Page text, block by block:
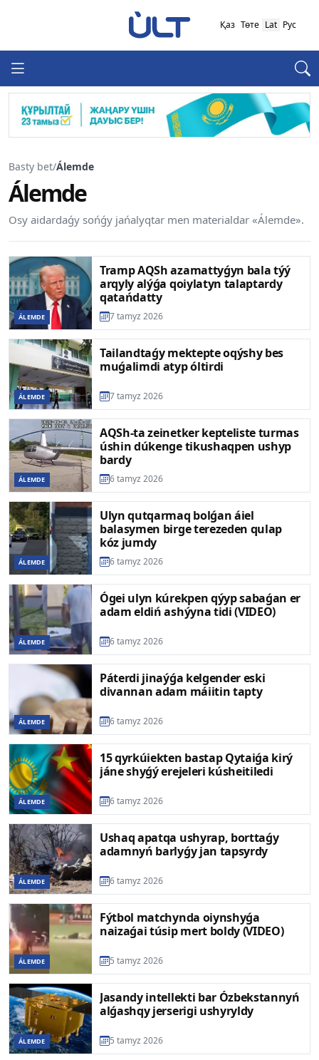
Қаз Төте Lat Рус
Basty bet/Álemde
Álemde
Osy aidardaǵy sońǵy jańalyqtar men materialdar «Álemde».
ÁLEMDE
Tramp AQSh azamattyǵyn bala týý
arqyly alýǵa qoiylatyn talaptardy
qatańdatty
7 tamyz 2026
ÁLEMDE
Tailandtaǵy mektepte oqýshy bes
muǵalimdi atyp óltirdi
7 tamyz 2026
ÁLEMDE
AQSh-ta zeinetker kepteliste turmas
úshin dúkenge tikushaqpen ushyp
bardy
6 tamyz 2026
ÁLEMDE
Ulyn qutqarmaq bolǵan áiel
balasymen birge terezeden qulap
kóz jumdy
6 tamyz 2026
ÁLEMDE
Ógei ulyn kúrekpen qýyp sabaǵan er
adam eldiń ashýyna tidi (VIDEO)
6 tamyz 2026
ÁLEMDE
Páterdi jinaýǵa kelgender eski
divannan adam máiitin tapty
6 tamyz 2026
ÁLEMDE
15 qyrkúiekten bastap Qytaiǵa kirý
jáne shyǵý erejeleri kúsheitiledi
6 tamyz 2026
ÁLEMDE
Ushaq apatqa ushyrap, borttaǵy
adamnyń barlyǵy jan tapsyrdy
6 tamyz 2026
ÁLEMDE
Fýtbol matchynda oiynshyǵa
naizaǵai túsip mert boldy (VIDEO)
5 tamyz 2026
ÁLEMDE
Jasandy intellekti bar Ózbekstannyń
alǵashqy jerserigi ushyryldy
5 tamyz 2026